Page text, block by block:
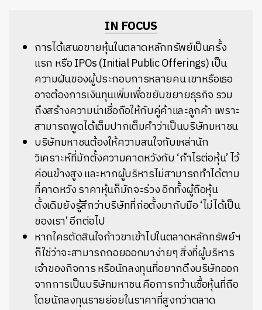
IN FOCUS
การได้เสนอขายหุ้นในตลาดหลักทรัพย์เป็นครั้ง
แรก หรือ IPOs (Initial Public Offerings) เป็น
ความฝันของผู้ประกอบการหลายคน เขาหรือเธอ
อาจต้องการเงินทุนเพิ่มเพื่อขยับขยายธุรกิจ รวม
ถึงสร้างความน่าเชื่อถือให้กับคู่ค้าและลูกค้า เพราะ
สามารถพูดได้เต็มปากเต็มคำว่าเป็นบริษัทมหาชน
บริษัทมหาชนต้องให้ความสนใจกับเหล่านัก
วิเคราะห์ที่มักตั้งความคาดหวังกับ ‘กำไรต่อหุ้น’ ไว้
ค่อนข้างสูง และหากผู้บริหารไม่สามารถทำได้ตาม
ที่คาดหวัง ราคาหุ้นก็มักจะร่วง อีกทั้งผู้ถือหุ้น
ดั้งเดิมยังรู้สึกว่าบริษัทที่ก่อตั้งมากับมือ ‘ไม่ได้เป็น
ของเรา’ อีกต่อไป
หากใครตัดสินใจก้าวขาเข้าไปในตลาดหลักทรัพย์ฯ
ก็ใช่ว่าจะสามารถถอยออกมาง่ายๆ สิ่งที่ผู้บริหาร
เจ้าของกิจการ หรือนักลงทุนที่อยากดึงบริษัทออก
จากการเป็นบริษัทมหาชน คือการกว้านซื้อหุ้นที่ถือ
โดยนักลงทุนรายย่อยในราคาที่สูงกว่าตลาด